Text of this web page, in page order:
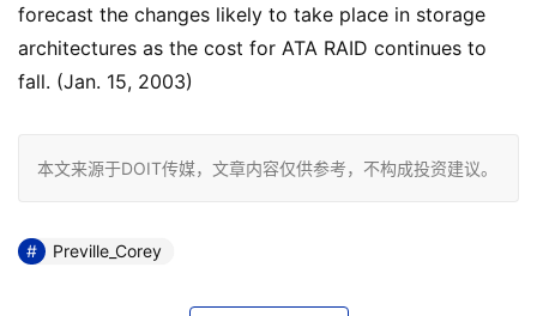
forecast the changes likely to take place in storage
architectures as the cost for ATA RAID continues to
fall. (Jan. 15, 2003)
本文来源于DOIT传媒，文章内容仅供参考，不构成投资建议。
Preville_Corey